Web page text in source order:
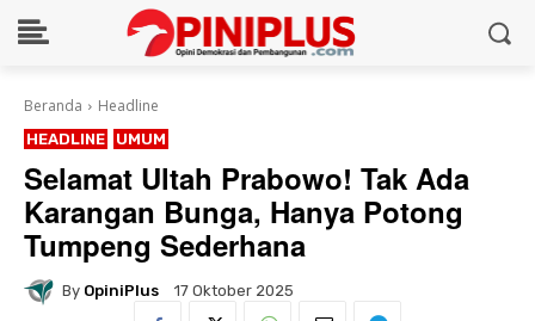
Beranda Headline
HEADLINE UMUM
Selamat Ultah Prabowo! Tak Ada
Karangan Bunga, Hanya Potong
Tumpeng Sederhana
By OpiniPlus 17 Oktober 2025